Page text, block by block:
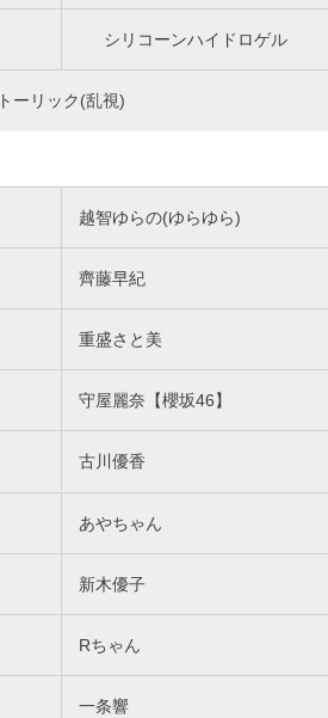
シリコーンハイドロゲル
トーリック(乱視)
越智ゆらの(ゆらゆら)
齊藤早紀
重盛さと美
守屋麗奈【櫻坂46】
古川優香
あやちゃん
新木優子
Rちゃん
一条響